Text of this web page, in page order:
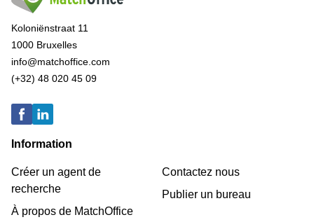
Koloniënstraat 11
1000 Bruxelles
info@matchoffice.com
(+32) 48 020 45 09
Information
Créer un agent de
recherche
À propos de MatchOffice
Contactez nous
Publier un bureau